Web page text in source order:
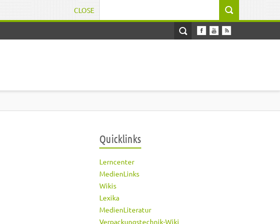
CLOSE
Quicklinks
Lerncenter
MedienLinks
Wikis
Lexika
MedienLiteratur
Verpackungstechnik-Wiki